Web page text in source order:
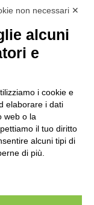
non necessari ✕
alcuni
e
i cookie e
elaborare i dati
web o la
il tuo diritto
alcuni tipi di
di più.